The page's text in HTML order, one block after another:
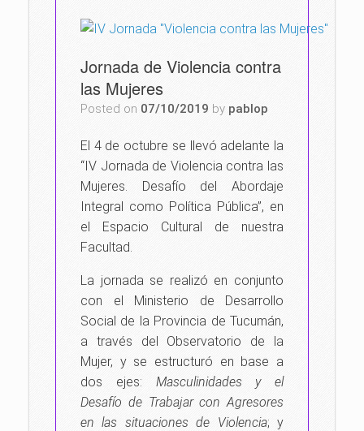
Jornada de Violencia contra
las Mujeres
Posted on 07/10/2019 by pablop
El 4 de octubre se llevó adelante la
“IV Jornada de Violencia contra las
Mujeres. Desafío del Abordaje
Integral como Política Pública”, en
el Espacio Cultural de nuestra
Facultad.
La jornada se realizó en conjunto
con el Ministerio de Desarrollo
Social de la Provincia de Tucumán,
a través del Observatorio de la
Mujer, y se estructuró en base a
dos ejes: Masculinidades y el
Desafío de Trabajar con Agresores
en las situaciones de Violencia; y